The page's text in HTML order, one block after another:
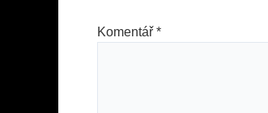
Komentář *